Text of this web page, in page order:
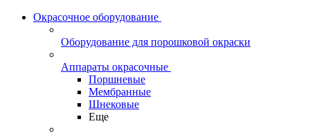
Окрасочное оборудование
Оборудование для порошковой окраски
Аппараты окрасочные
Поршневые
Мембранные
Шнековые
Еще